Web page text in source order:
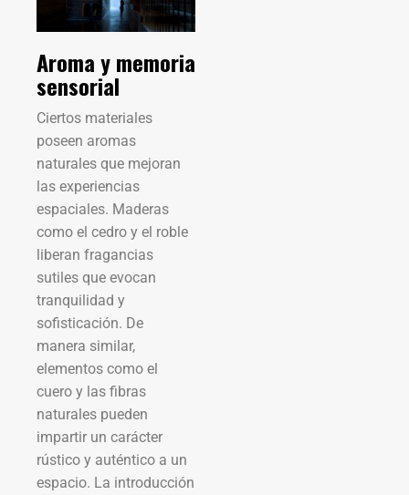
Aroma y memoria
sensorial
Ciertos materiales
poseen aromas
naturales que mejoran
las experiencias
espaciales. Maderas
como el cedro y el roble
liberan fragancias
sutiles que evocan
tranquilidad y
sofisticación. De
manera similar,
elementos como el
cuero y las fibras
naturales pueden
impartir un carácter
rústico y auténtico a un
espacio. La introducción